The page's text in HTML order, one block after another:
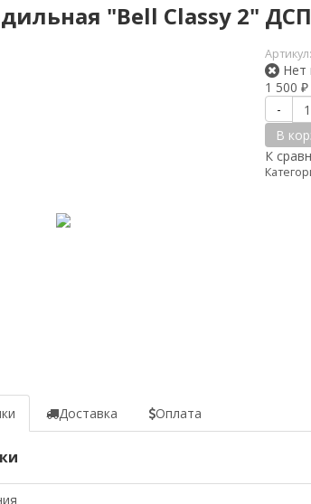
"Bell Classy 2"
Артикул:
Нет
1 500₽
-
В
К
Доставка Оплата